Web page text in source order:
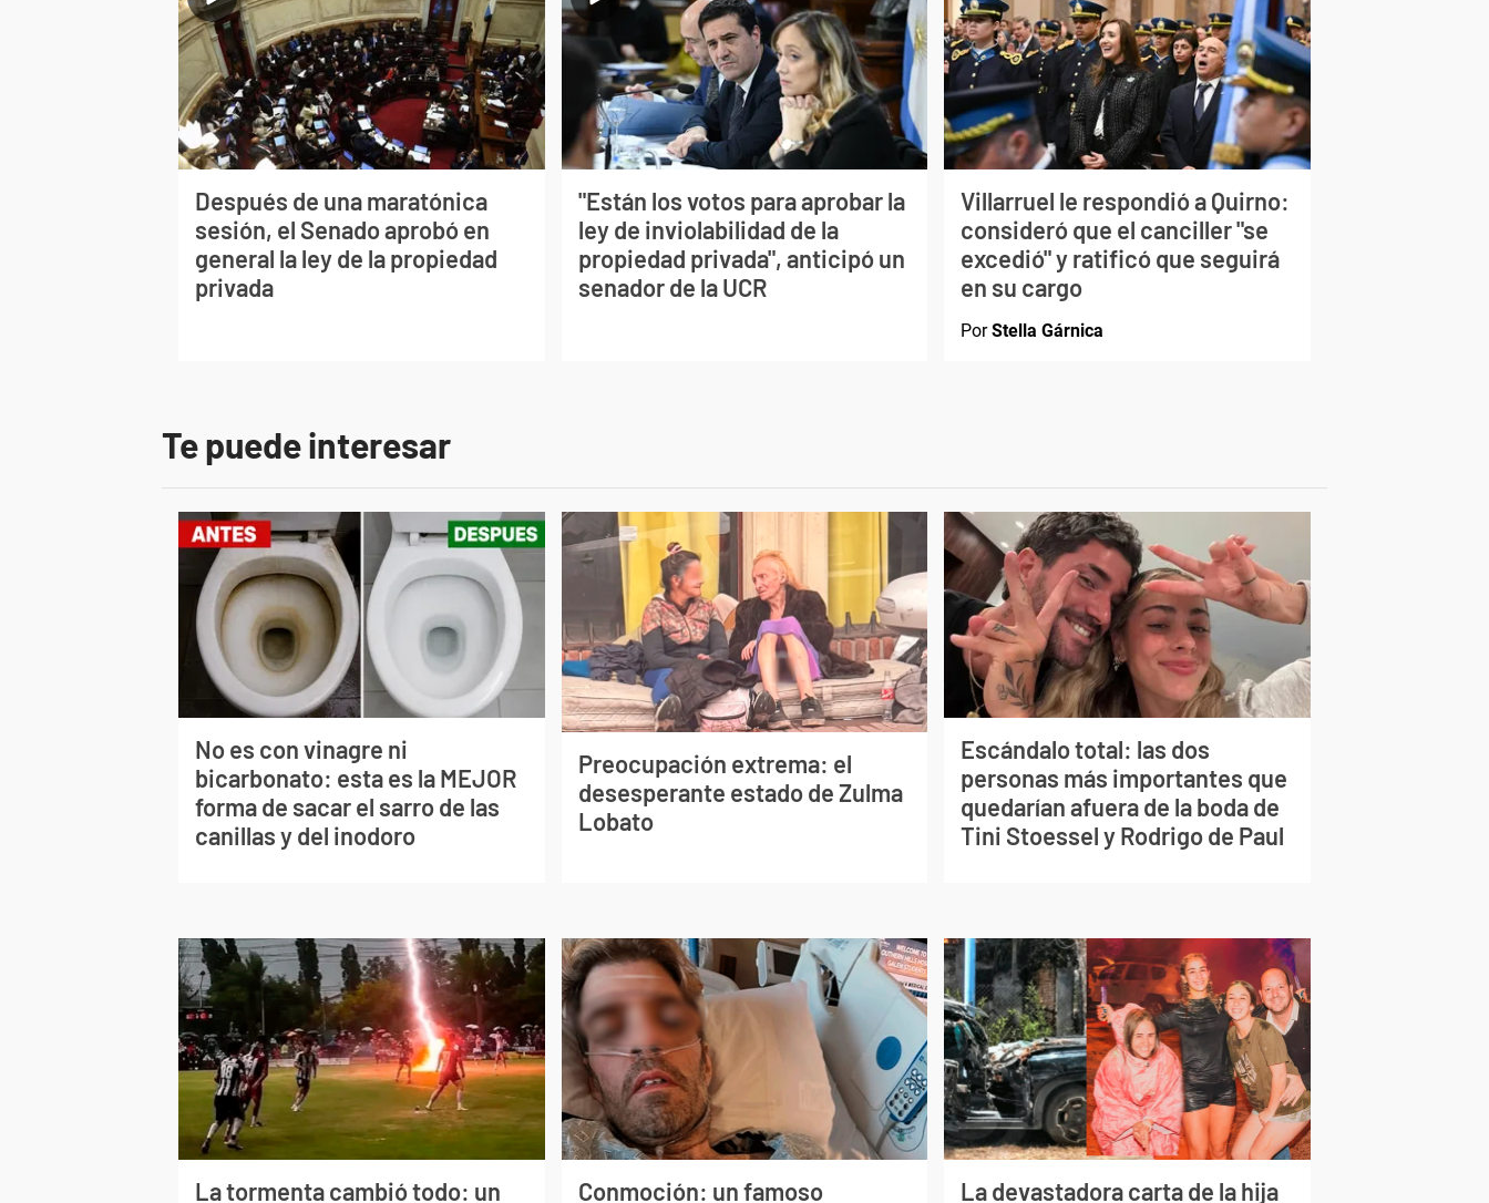
Después de una maratónica
sesión, el Senado aprobó en
general la ley de la propiedad
privada
"Están los votos para aprobar la
ley de inviolabilidad de la
propiedad privada", anticipó un
senador de la UCR
Villarruel le respondió a Quirno:
consideró que el canciller "se
excedió" y ratificó que seguirá
en su cargo
PorStella Gárnica
Te puede interesar
No es con vinagre ni
bicarbonato: esta es la MEJOR
forma de sacar el sarro de las
canillas y del inodoro
Preocupación extrema: el
desesperante estado de Zulma
Lobato
Escándalo total: las dos
personas más importantes que
quedarían afuera de la boda de
Tini Stoessel y Rodrigo de Paul
La tormenta cambió todo: un Conmoción: un famoso La devastadora carta de la hija